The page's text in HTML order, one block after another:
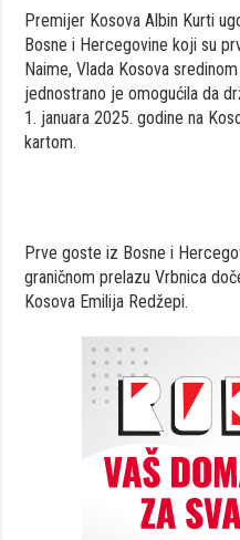
Premijer Kosova Albin Kurti
Bosne i Hercegovine koji su
Naime, Vlada Kosova
jednostrano je omogućila da
1. januara 2025. godine na
kartom.
Prve goste iz Bosne i
graničnom prelazu Vrbnica
Kosova Emilija Redžepi.